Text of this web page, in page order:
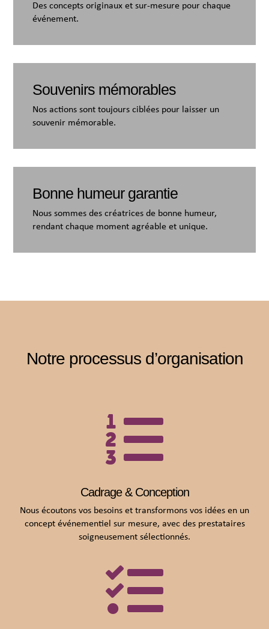
Des concepts originaux et sur-mesure pour chaque
événement.
Souvenirs mémorables
Nos actions sont toujours ciblées pour laisser un
souvenir mémorable.
Bonne humeur garantie
Nous sommes des créatrices de bonne humeur,
rendant chaque moment agréable et unique.
Notre processus d’organisation

Cadrage & Conception
Nous écoutons vos besoins et transformons vos idées en un
concept événementiel sur mesure, avec des prestataires
soigneusement sélectionnés.
